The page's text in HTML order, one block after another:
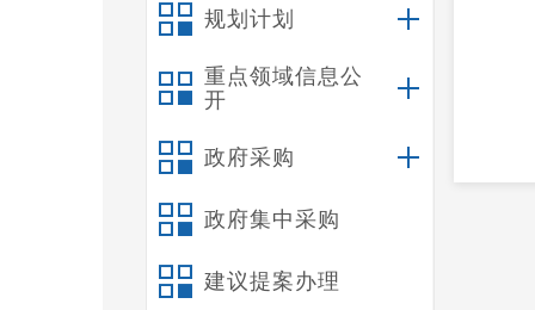
规划计划
重点领域信息公
开
政府采购
政府集中采购
建议提案办理